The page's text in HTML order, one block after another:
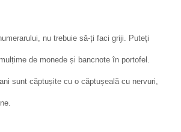
nu trebuie să-ți faci griji. Puteți
de monede și bancnote în portofel.
sunt căptușite cu o căptușeală cu nervuri,